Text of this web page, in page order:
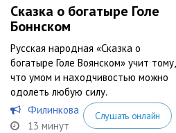
Сказка о богатыре Голе
Боннском
Русская народная «Сказка о
богатыре Голе Воянском» учит тому,
что умом и находчивостью можно
одолеть любую силу.
Филинкова
13 минут
Слушать онлайн